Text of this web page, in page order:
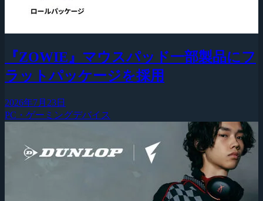
『ZOWIE』マウスパッド一部製品にフ
ラットパッケージを採用
2026年7月23日
PC・ゲーミングデバイス